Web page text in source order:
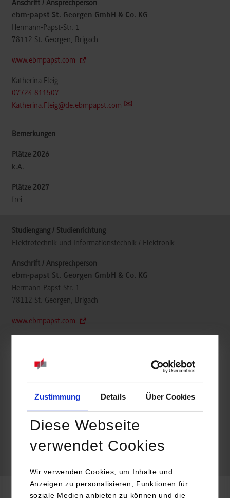
Zustimmung Details Über Cookies
Diese Webseite
verwendet Cookies
Wir verwenden Cookies, um Inhalte und
Anzeigen zu personalisieren, Funktionen für
soziale Medien anbieten zu können und die
ebm-papst St. Georgen GmbH & Co. KG
Hermann-Papst-Str. 1
78112 St. Georgen, Brigach
www.ebmpapst.com
Katherina Fleig
07724 811507
Katherina.Fleig@de.ebmpapst.com
k.A.
frei
Elektrotechnik und Informationstechnik / Elektronik
ebm-papst St. Georgen GmbH & Co. KG
Hermann-Papst-Str. 1
78112 St. Georgen, Brigach
www.ebmpapst.com
Katherina.Fleig@de.ebmpapst.com